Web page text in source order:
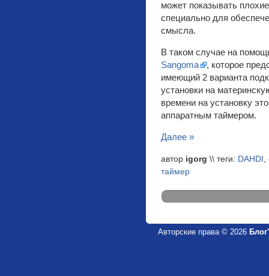
может показывать
специально для
смысла.
В таком случае на
Sangoma
, которое
имеющий 2 варианта
установки на
времени на установку
аппаратным таймером.
Далее »
автор igorg \\ теги: DAHDI ,
таймер
Авторские права © 2026